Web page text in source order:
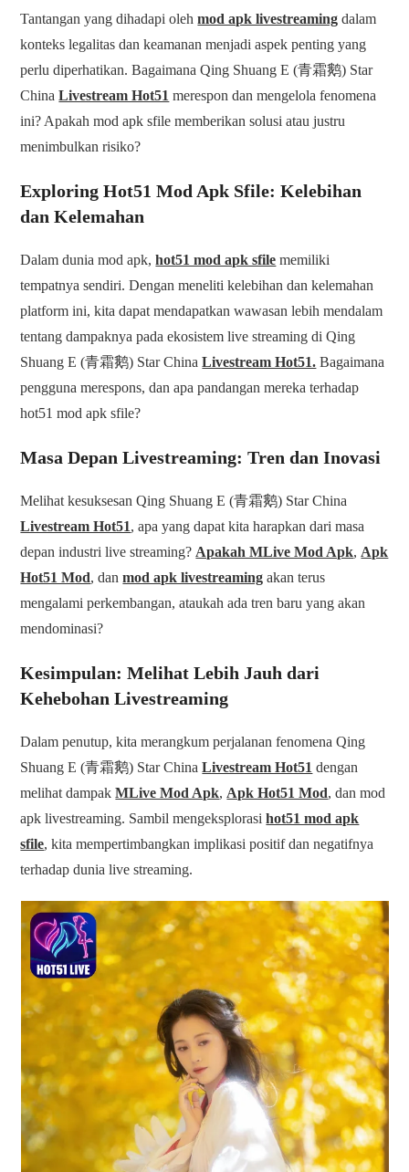
Tantangan yang dihadapi olehmod apk livestreaming dalam
konteks legalitas dan keamanan menjadi aspek penting yang
perlu diperhatikan. Bagaimana Qing Shuang E (青霜鹅) Star
ChinaLivestream Hot51 merespon dan mengelola fenomena
ini? Apakah mod apk sfile memberikan solusi atau justru
menimbulkan risiko?
Exploring Hot51 Mod Apk Sfile: Kelebihan
dan Kelemahan
Dalam dunia mod apk,hot51 mod apk sfile memiliki
tempatnya sendiri. Dengan meneliti kelebihan dan kelemahan
platform ini, kita dapat mendapatkan wawasan lebih mendalam
tentang dampaknya pada ekosistem live streaming di Qing
Shuang E (青霜鹅) Star ChinaLivestream Hot51. Bagaimana
pengguna merespons, dan apa pandangan mereka terhadap
hot51 mod apk sfile?
Masa Depan Livestreaming: Tren dan Inovasi
Melihat kesuksesan Qing Shuang E (青霜鹅) Star China
Livestream Hot51, apa yang dapat kita harapkan dari masa
depan industri live streaming? Apakah MLive Mod Apk, Apk
Hot51 Mod, danmod apk livestreaming akan terus
mengalami perkembangan, ataukah ada tren baru yang akan
mendominasi?
Kesimpulan: Melihat Lebih Jauh dari
Kehebohan Livestreaming
Dalam penutup, kita merangkum perjalanan fenomena Qing
Shuang E (青霜鹅) Star ChinaLivestream Hot51 dengan
melihat dampakMLive Mod Apk, Apk Hot51 Mod, dan mod
apk livestreaming. Sambil mengeksplorasihot51 mod apk
sfile, kita mempertimbangkan implikasi positif dan negatifnya
terhadap dunia live streaming.